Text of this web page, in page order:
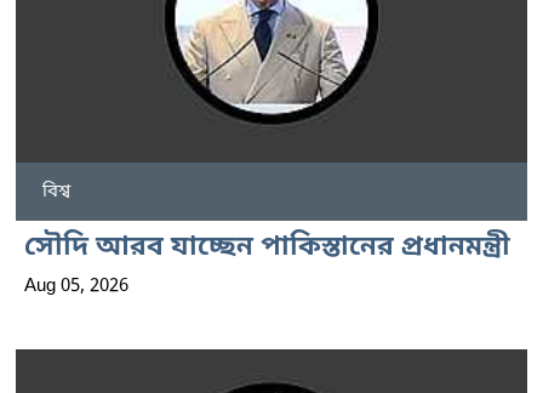
বিশ্ব
সৌদি আরব যাচ্ছেন পাকিস্তানের প্রধানমন্ত্রী
Aug 05, 2026